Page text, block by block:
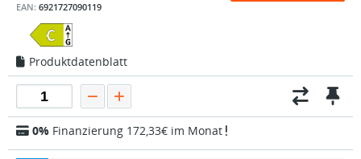
EAN: 6921727090119
Produktdatenblatt
0% Finanzierung 172,33€ im Monat